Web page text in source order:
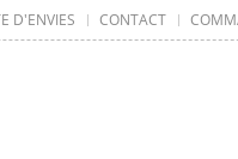
D'ENVIES CONTACT